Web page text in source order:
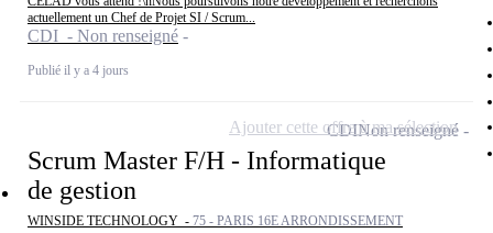
actuellement un Chef de Projet SI / Scrum...
CDI - Non renseigné
Publié il y a 4 jours
Scrum Master F/H - Informatique
de gestion
WINSIDE TECHNOLOGY - 75 - PARIS 16E ARRONDISSEMENT
CDINon renseigné
Ajouter cette offre à ma sélection